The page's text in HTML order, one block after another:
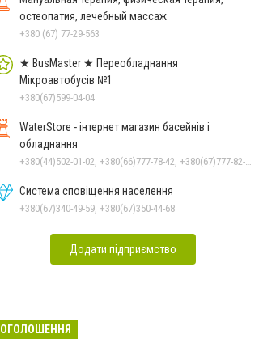
остеопатия, лечебный массаж
+380 (67) 77-29-563
★ BusMaster ★ Переобладнання
Мікроавтобусів №1
+380(67)599-04-04
WaterStore - інтернет магазин басейнів і
обладнання
Система сповіщення населення
+380(67)340-49-59, +380(67)350-44-68
Додати підприємство
ОГОЛОШЕННЯ